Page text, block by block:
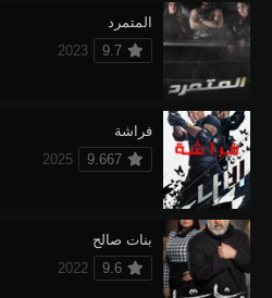
المتمرد
9.7
2023
فراشة
9.667
2025
بنات صالح
9.6
2022